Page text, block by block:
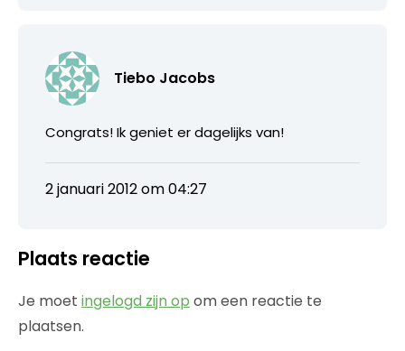
Tiebo Jacobs
Congrats! Ik geniet er dagelijks van!
2 januari 2012 om 04:27
Plaats reactie
Je moet ingelogd zijn op om een reactie te
plaatsen.